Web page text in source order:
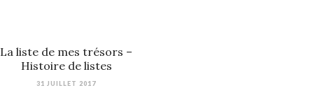
La liste de mes trésors –
Histoire de listes
31 JUILLET 2017